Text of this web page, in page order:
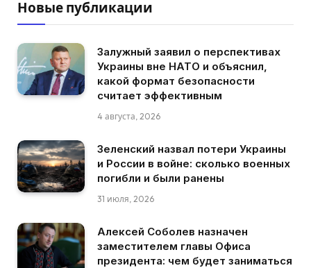
Новые публикации
Залужный заявил о перспективах
Украины вне НАТО и объяснил,
какой формат безопасности
считает эффективным
4 августа, 2026
Зеленский назвал потери Украины
и России в войне: сколько военных
погибли и были ранены
31 июля, 2026
Алексей Соболев назначен
заместителем главы Офиса
президента: чем будет заниматься